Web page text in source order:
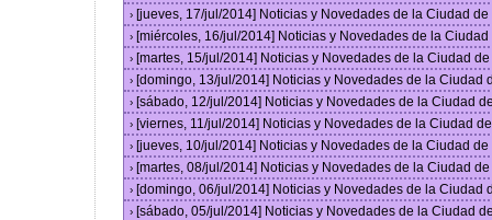
› [jueves, 17/jul/2014] Noticias y Novedades de la Ciudad
› [miércoles, 16/jul/2014] Noticias y Novedades de la
› [martes, 15/jul/2014] Noticias y Novedades de la Ciudad
› [domingo, 13/jul/2014] Noticias y Novedades de la Ciudad
› [sábado, 12/jul/2014] Noticias y Novedades de la Ciudad
› [viernes, 11/jul/2014] Noticias y Novedades de la Ciudad
› [jueves, 10/jul/2014] Noticias y Novedades de la Ciudad
› [martes, 08/jul/2014] Noticias y Novedades de la Ciudad
› [domingo, 06/jul/2014] Noticias y Novedades de la Ciudad
› [sábado, 05/jul/2014] Noticias y Novedades de la Ciudad